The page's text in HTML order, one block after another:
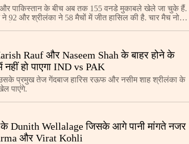
और पाकिस्तान के बीच अब तक 155 वनडे मुकाबले खेले जा चुके हैं.
92 और श्रीलंका ने 58 मैचों में जीत हासिल की है. चार मैच नो
Rauf और Naseem Shah के बाहर होने के
हो पाएगा IND vs PAK
उसके प्रमुख तेज गेंदबाज हारिस रऊफ और नसीम शाह श्रीलंका के
पाएंगे.
Dunith Wellalage जिसके आगे पानी मांगते नजर
और Virat Kohli